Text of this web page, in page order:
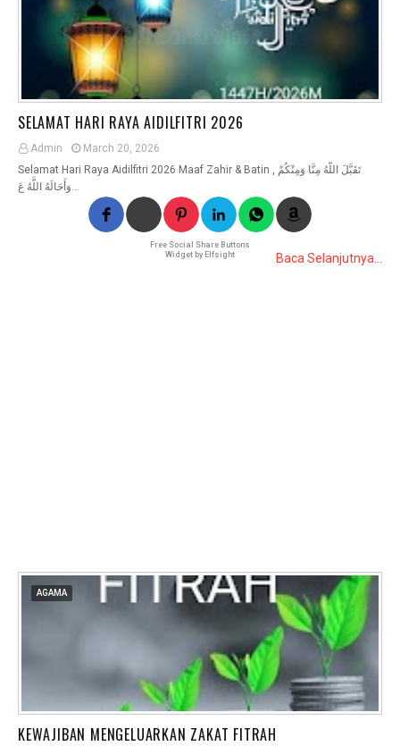
SELAMAT HARI RAYA AIDILFITRI 2026
Admin
March 20, 2026
Selamat Hari Raya Aidilfitri 2026 Maaf Zahir & Batin تَقَبَّلَ اللَّهُ مِنَّا وَمِنْكُمْ ,
وَأَحَالَهُ اللَّهُ عَ…
Free Social Share Buttons
Widget by Elfsight
Baca Selanjutnya...
AGAMA
KEWAJIBAN MENGELUARKAN ZAKAT FITRAH